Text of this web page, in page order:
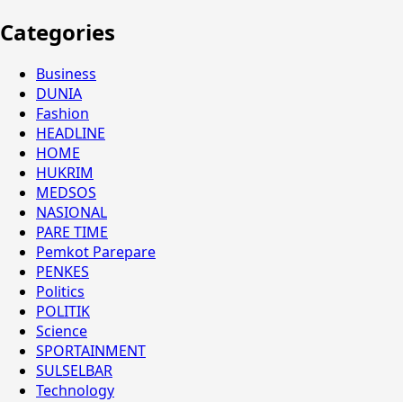
Categories
Business
DUNIA
Fashion
HEADLINE
HOME
HUKRIM
MEDSOS
NASIONAL
PARE TIME
Pemkot Parepare
PENKES
Politics
POLITIK
Science
SPORTAINMENT
SULSELBAR
Technology